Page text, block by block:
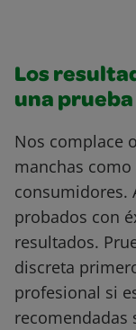
Los
una
Nos complace
manchas
consumidores.
probados con
resultados.
discreta
profesional si
recomendadas